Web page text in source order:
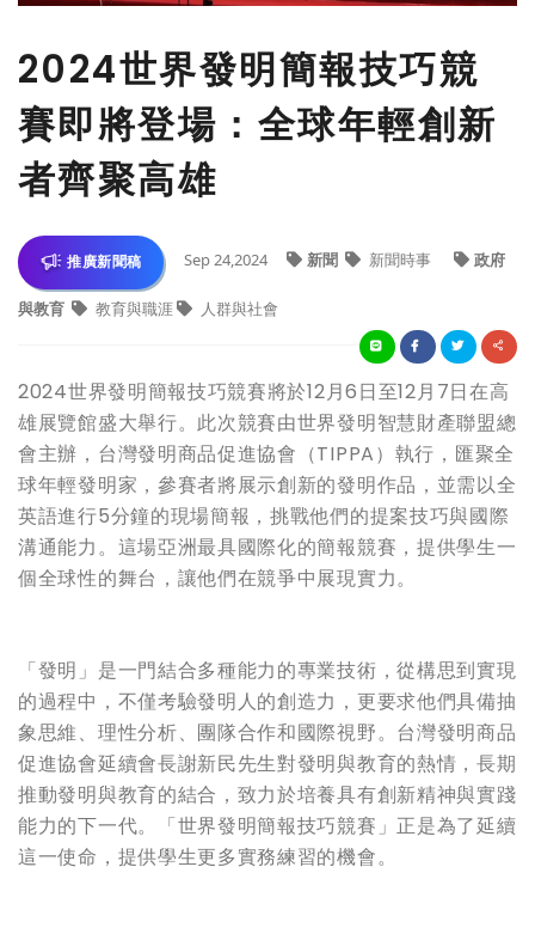
2024世界發明簡報技巧競
賽即將登場：全球年輕創新
者齊聚高雄
推廣新聞稿 Sep 24,2024 新聞 新聞時事 政府
與教育 教育與職涯 人群與社會
2024世界發明簡報技巧競賽將於12月6日至12月7日在高
雄展覽館盛大舉行。此次競賽由世界發明智慧財產聯盟總
會主辦，台灣發明商品促進協會（TIPPA）執行，匯聚全
球年輕發明家，參賽者將展示創新的發明作品，並需以全
英語進行5分鐘的現場簡報，挑戰他們的提案技巧與國際
溝通能力。這場亞洲最具國際化的簡報競賽，提供學生一
個全球性的舞台，讓他們在競爭中展現實力。
「發明」是一門結合多種能力的專業技術，從構思到實現
的過程中，不僅考驗發明人的創造力，更要求他們具備抽
象思維、理性分析、團隊合作和國際視野。台灣發明商品
促進協會延續會長謝新民先生對發明與教育的熱情，長期
推動發明與教育的結合，致力於培養具有創新精神與實踐
能力的下一代。「世界發明簡報技巧競賽」正是為了延續
這一使命，提供學生更多實務練習的機會。